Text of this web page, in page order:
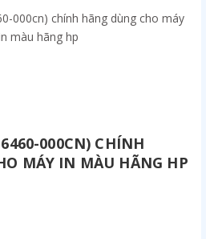
000CN) CHÍNH
MÁY IN MÀU HÃNG HP